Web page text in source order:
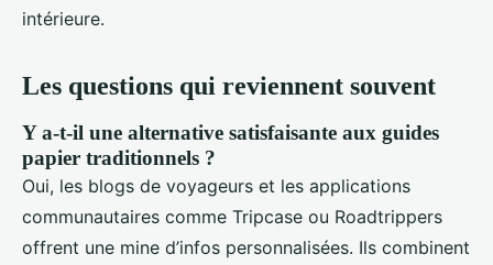
intérieure.
Les questions qui reviennent souvent
Y a-t-il une alternative satisfaisante aux guides
papier traditionnels ?
Oui, les blogs de voyageurs et les applications
communautaires comme Tripcase ou Roadtrippers
offrent une mine d’infos personnalisées. Ils combinent